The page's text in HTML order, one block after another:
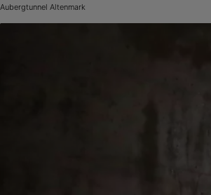
Aubergtunnel Altenmark